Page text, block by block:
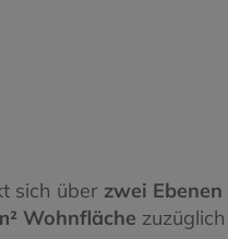
sich über zwei Ebenen
Wohnfläche zuzüglich